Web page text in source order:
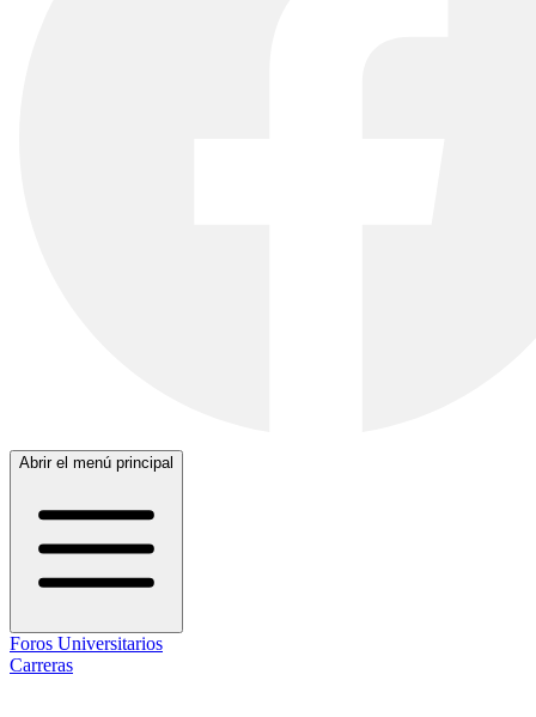
Abrir el menú principal
Foros Universitarios
Carreras